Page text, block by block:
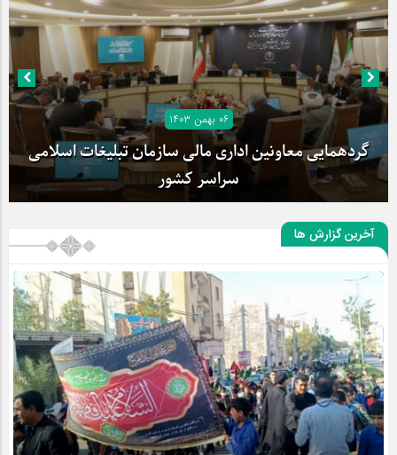
۰۶ بهمن ۱۴۰۳
گردهمایی معاونین اداری مالی سازمان تبلیغات اسلامی
سراسر کشور
آخرین گزارش ها